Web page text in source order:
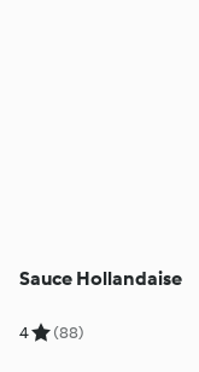
Sauce Hollandaise
4 (88)